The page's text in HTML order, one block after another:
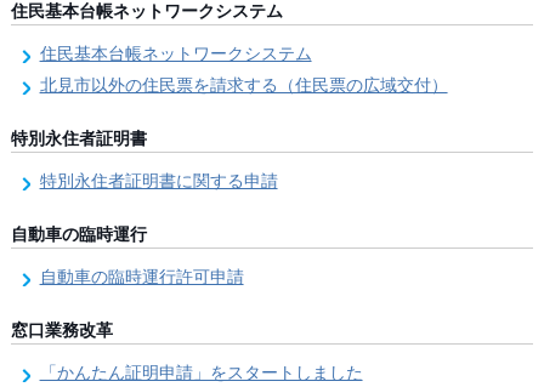
住民基本台帳ネットワークシステム
住民基本台帳ネットワークシステム
北見市以外の住民票を請求する（住民票の広域交付）
特別永住者証明書
特別永住者証明書に関する申請
自動車の臨時運行
自動車の臨時運行許可申請
窓口業務改革
「かんたん証明申請」をスタートしました